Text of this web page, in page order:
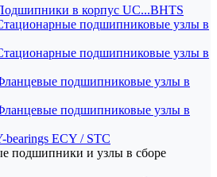
в корпус UC...BHTS
подшипниковые узлы в
подшипниковые узлы в
подшипниковые узлы в
подшипниковые узлы в
ECY / STC
подшипники и узлы в сборе